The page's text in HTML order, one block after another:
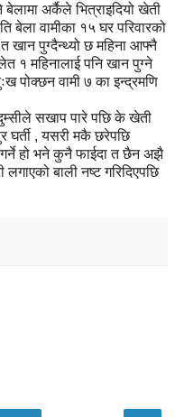
बेलामा अर्कैले भित्राइदियो खेती
बेला वामीका १५ घर परिवारको
खान पुग्दैन्थ्यो छ महिना आफ्नै
१ महिनालाई पनि खान पुग्ने
पोक्छन वामी ७ का इन्द्रमणि
सखाप पारे पछि के खेती
घर्ती , यसरी मकै छरेपछि
गर्ने हो भने कुनै फाईदा त छैन अझै
लगाएको बाली नष्ट गरिदिएपछि